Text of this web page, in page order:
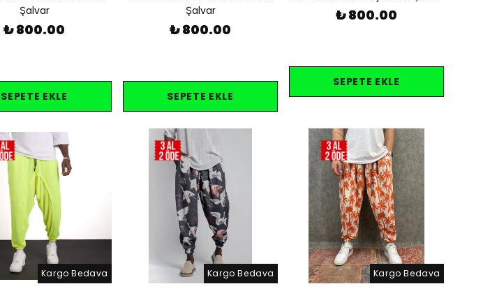
Şalvar
₺ 800.00
SEPETE EKLE
Şalvar
₺ 800.00
SEPETE EKLE
₺ 800.00
SEPETE EKLE
Kargo Bedava Kargo Bedava Kargo Bedava